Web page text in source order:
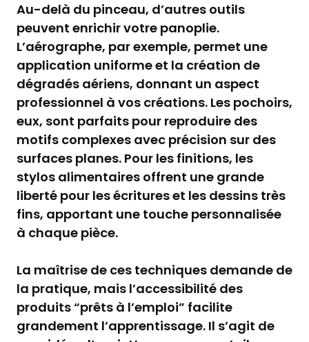
Au-delà du pinceau, d’autres outils
peuvent enrichir votre panoplie.
L’aérographe, par exemple, permet une
application uniforme et la création de
dégradés aériens, donnant un aspect
professionnel à vos créations. Les pochoirs,
eux, sont parfaits pour reproduire des
motifs complexes avec précision sur des
surfaces planes. Pour les finitions, les
stylos alimentaires offrent une grande
liberté pour les écritures et les dessins très
fins, apportant une touche personnalisée
à chaque pièce.
La maîtrise de ces techniques demande de
la pratique, mais l’accessibilité des
produits “prêts à l’emploi” facilite
grandement l’apprentissage. Il s’agit de